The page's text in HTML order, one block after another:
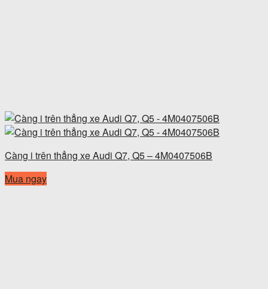
Càng i trên thẳng xe Audi Q7, Q5 – 4M0407506B
Mua ngay